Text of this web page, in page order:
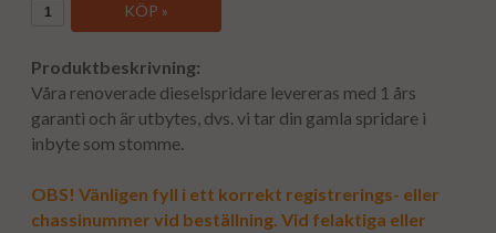
KÖP »
Produktbeskrivning:
Våra renoverade dieselspridare levereras med 1 års
garanti och är utbytes, dvs. vi tar din gamla spridare i
inbyte som stomme.
OBS! Vänligen fyll i ett korrekt registrerings- eller
chassinummer vid beställning. Vid felaktiga eller